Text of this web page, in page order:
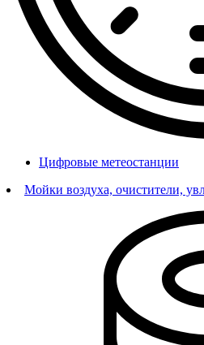
Цифровые метеостанции
Мойки воздуха, очистители,